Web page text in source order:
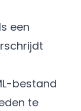
een
bestand
te